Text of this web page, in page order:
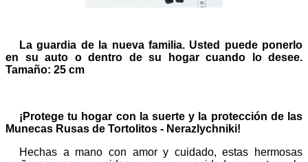
La guardia de la nueva familia. Usted puede ponerlo
en su auto o dentro de su hogar cuando lo desee.
Tamaño: 25 cm
¡Protege tu hogar con la suerte y la protección de las
Munecas Rusas de Tortolitos - Nerazlychniki!
Hechas a mano con amor y cuidado, estas hermosas